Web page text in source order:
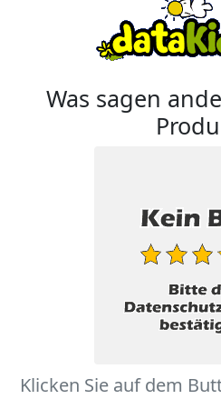
Was sagen
Klicken Sie auf dem